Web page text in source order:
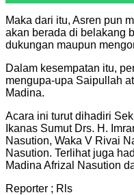
Maka dari itu, Asren pun
akan berada di belakang
dukungan maupun
Dalam kesempatan itu,
mengupa-upa Saipullah
Madina.
Acara ini turut dihadiri
Ikanas Sumut Drs. H.
Nasution, Waka V Rivai
Nasution. Terlihat juga
Madina Afrizal Nasution
Reporter ; Rls